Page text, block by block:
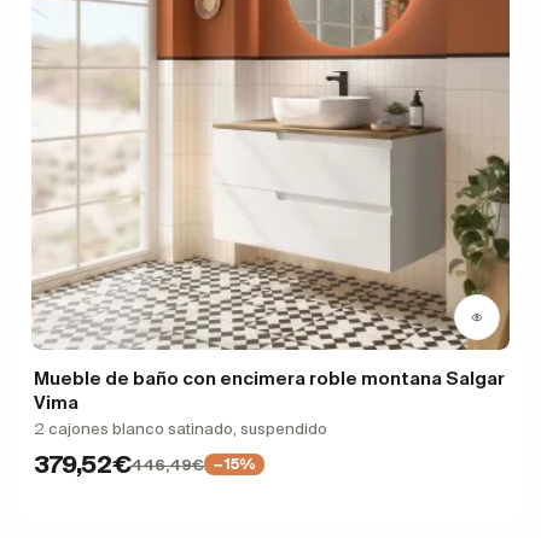
Mueble de baño con encimera roble montana Salgar
Vima
2 cajones blanco satinado, suspendido
379,52€446,49€ −15%